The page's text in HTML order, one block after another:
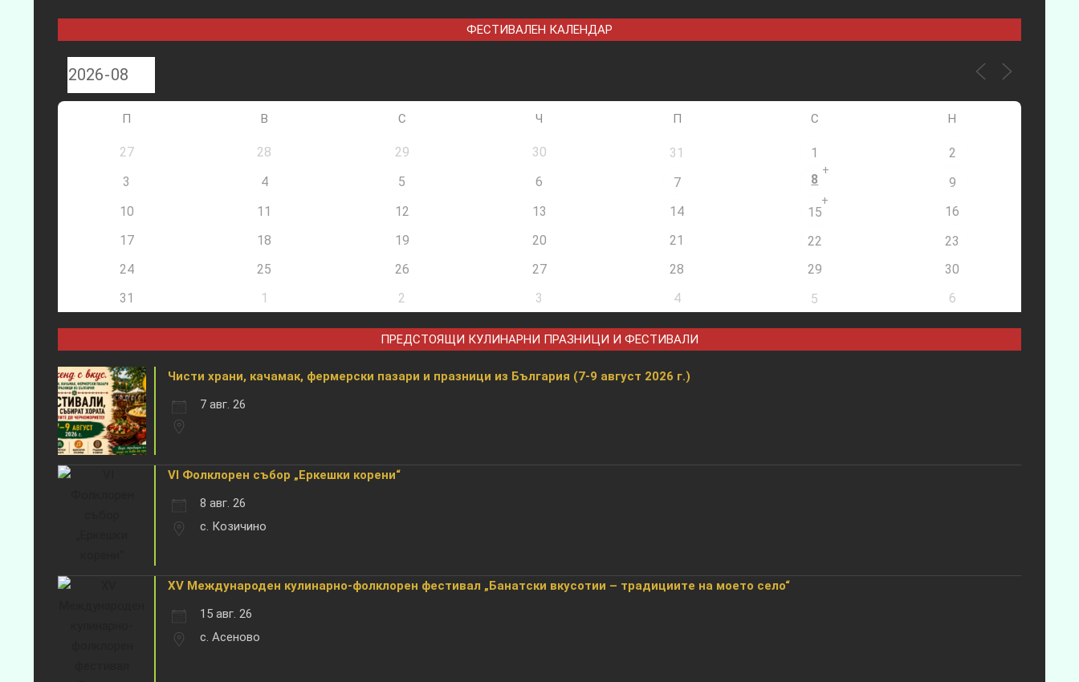
ФЕСТИВАЛЕН КАЛЕНДАР
П В С Ч П С Н
27 28 29 30 31 1
2
3
4 5 6 7 8
+
9
10
11 12 13 14 15
+
16
17
18 19 20 21 22
23
24
25 26 27 28 29
30
31
1 2 3 4 5 6
ПРЕДСТОЯЩИ КУЛИНАРНИ ПРАЗНИЦИ И ФЕСТИВАЛИ
Чисти храни, качамак, фермерски пазари и празници из България (7-9 август 2026 г.)
7 авг. 26
VI Фолклорен събор „Еркешки корени“
8 авг. 26
с. Козичино
XV Международен кулинарно-фолклорен фестивал „Банатски вкусотии – традициите на моето село“
15 авг. 26
с. Асеново